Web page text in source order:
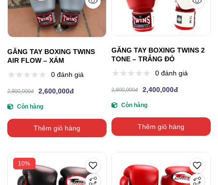
GĂNG TAY BOXING TWINS
AIR FLOW – XÁM
0 đánh giá
2,900,000đ 2,600,000đ
Còn hàng
Thêm giỏ hàng
GĂNG TAY BOXING TWINS 2
TONE – TRẮNG ĐỎ
0 đánh giá
2,900,000đ 2,400,000đ
Còn hàng
Thêm giỏ hàng
10%